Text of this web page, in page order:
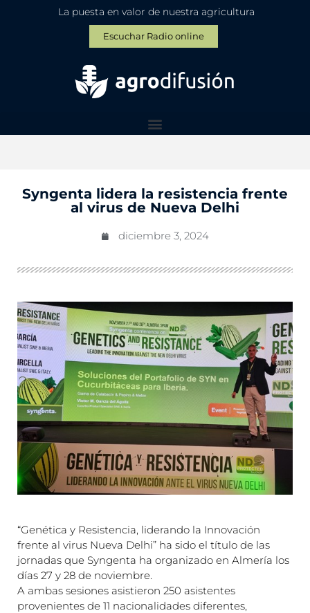
La puesta en valor de nuestra agricultura
Escuchar Radio online
Syngenta lidera la resistencia frente
al virus de Nueva Delhi
diciembre 3, 2024
“Genética y Resistencia, liderando la Innovación
frente al virus Nueva Delhi” ha sido el título de las
jornadas que Syngenta ha organizado en Almería los
días 27 y 28 de noviembre.
A ambas sesiones asistieron 250 asistentes
provenientes de 11 nacionalidades diferentes,